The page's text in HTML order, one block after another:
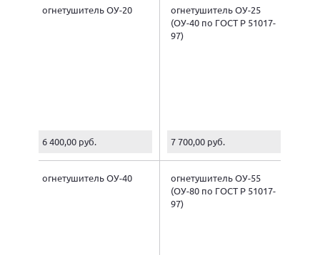
огнетушитель ОУ-20
6 400,00 руб.
огнетушитель ОУ-25
(ОУ-40 по ГОСТ Р 51017-
97)
7 700,00 руб.
огнетушитель ОУ-40
огнетушитель ОУ-55
(ОУ-80 по ГОСТ Р 51017-
97)